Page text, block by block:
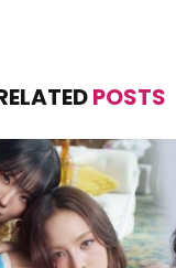
POSTS